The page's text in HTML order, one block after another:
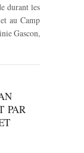
durant les
au Camp
Gascon,
PAR